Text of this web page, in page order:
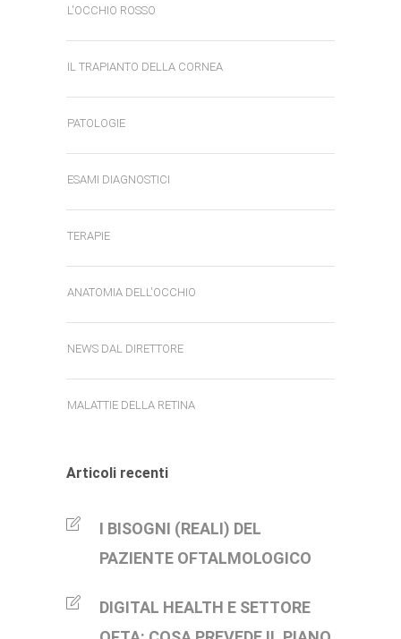
L'OCCHIO ROSSO
IL TRAPIANTO DELLA CORNEA
PATOLOGIE
ESAMI DIAGNOSTICI
TERAPIE
ANATOMIA DELL'OCCHIO
NEWS DAL DIRETTORE
MALATTIE DELLA RETINA
Articoli recenti
I BISOGNI (REALI) DEL
PAZIENTE OFTALMOLOGICO
DIGITAL HEALTH E SETTORE